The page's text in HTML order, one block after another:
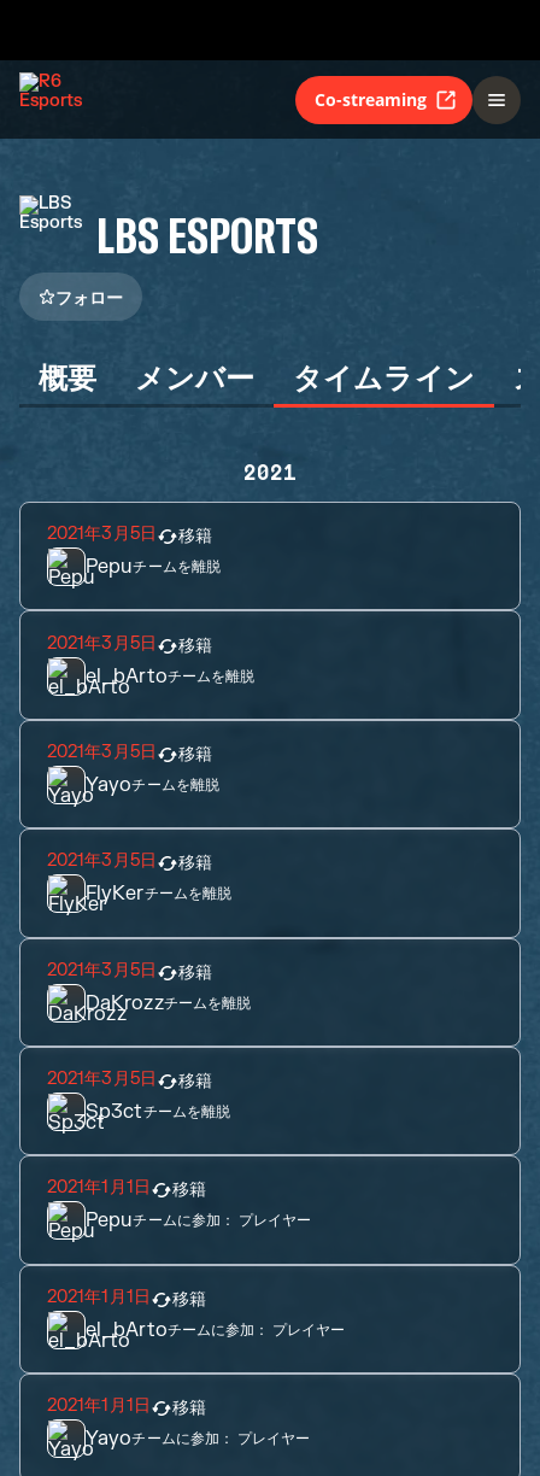
Co-streaming
LBS ESPORTS
フォロー
概要 メンバー タイムライン
2021
2021年3月5日 移籍
Pepuチームを離脱
2021年3月5日 移籍
el_bArtoチームを離脱
2021年3月5日 移籍
Yayoチームを離脱
2021年3月5日 移籍
FlyKerチームを離脱
2021年3月5日 移籍
DaKrozzチームを離脱
2021年3月5日 移籍
Sp3ctチームを離脱
2021年1月1日 移籍
Pepuチームに参加： プレイヤー
2021年1月1日 移籍
el_bArtoチームに参加： プレイヤー
2021年1月1日 移籍
Yayoチームに参加： プレイヤー